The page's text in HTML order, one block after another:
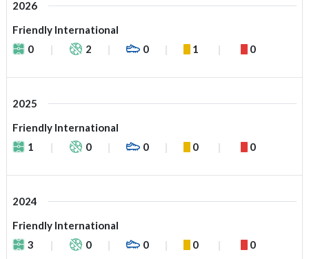
2026
Friendly International
0
2 0 1 0
2025
Friendly International
1
0 0 0 0
2024
Friendly International
3
0 0 0 0